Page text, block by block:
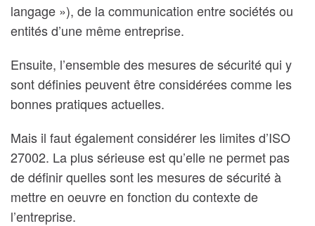
langage »), de la communication entre sociétés ou
entités d’une même entreprise.
Ensuite, l’ensemble des mesures de sécurité qui y
sont définies peuvent être considérées comme les
bonnes pratiques actuelles.
Mais il faut également considérer les limites d’ISO
27002. La plus sérieuse est qu’elle ne permet pas
de définir quelles sont les mesures de sécurité à
mettre en oeuvre en fonction du contexte de
l’entreprise.